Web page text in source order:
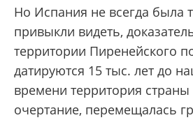
Но Испания не всегда была
привыкли видеть,
территории Пиренейского
датируются 15 тыс. лет до
времени территория
очертание, перемещалась